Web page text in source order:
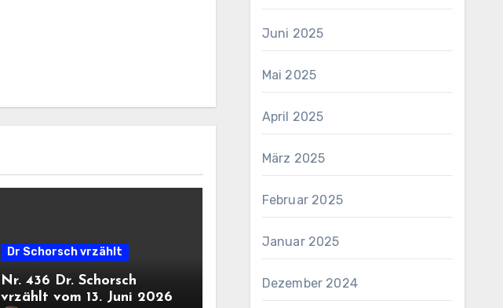
Dr Schorsch vrzählt
Nr. 436 Dr. Schorsch
vrzählt vom 13. Juni 2026
Juni 2025
Mai 2025
April 2025
März 2025
Februar 2025
Januar 2025
Dezember 2024